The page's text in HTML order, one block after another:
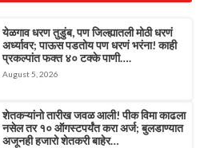
येळगाव धरण तुडुंब, पण जिल्ह्यातली मोठी धरणं
अर्ध्यावर; पाऊस पडतोय पण धरणं भरंना! काही
प्रकल्पांत फक्त ४० टक्के पाणी….
August 5, 2026
शेतकऱ्यांनो तारीख जवळ आली! पीक विमा काढला
नसेल तर १० ऑगस्टपर्यंत करा अर्ज; बुलडाण्यात
अजूनही हजारो शेतकरी बाहेर…